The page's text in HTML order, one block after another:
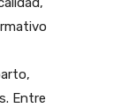
Entre